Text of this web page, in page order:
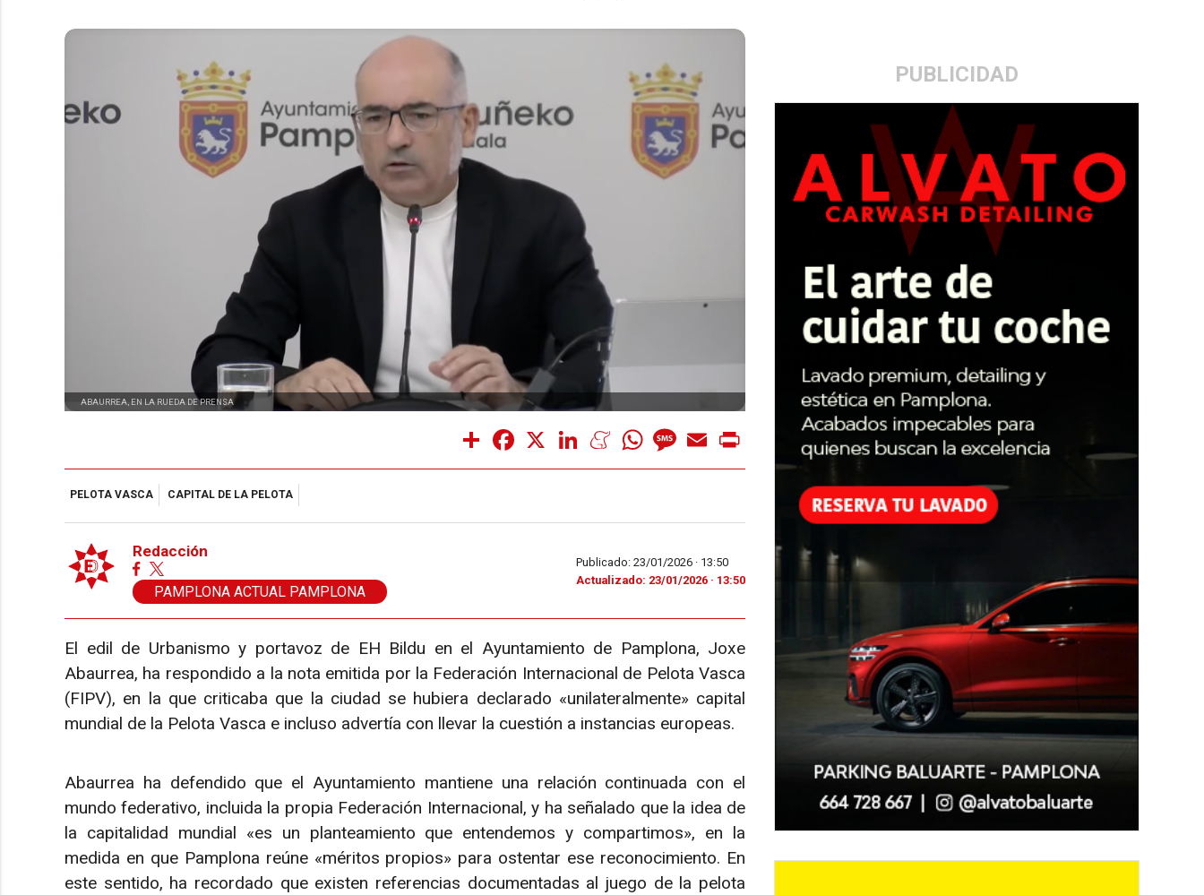
PUBLICIDAD
ABAURREA, EN LA RUEDA DE PRENSA
Share Facebook LinkedInMeneameWhatsAppMessage
Email
PELOTA VASCA CAPITAL DE LA PELOTA
Redacción
PAMPLONA ACTUAL PAMPLONA
Publicado: 23/01/2026 · 13:50
Actualizado: 23/01/2026 · 13:50
El edil de Urbanismo y portavoz de EH Bildu en el Ayuntamiento de Pamplona, Joxe
Abaurrea, ha respondido a la nota emitida por la Federación Internacional de Pelota Vasca
(FIPV), en la que criticaba que la ciudad se hubiera declarado «unilateralmente» capital
mundial de la Pelota Vasca e incluso advertía con llevar la cuestión a instancias europeas.
Abaurrea ha defendido que el Ayuntamiento mantiene una relación continuada con el
mundo federativo, incluida la propia Federación Internacional, y ha señalado que la idea de
la capitalidad mundial «es un planteamiento que entendemos y compartimos», en la
medida en que Pamplona reúne «méritos propios» para ostentar ese reconocimiento. En
este sentido, ha recordado que existen referencias documentadas al juego de la pelota